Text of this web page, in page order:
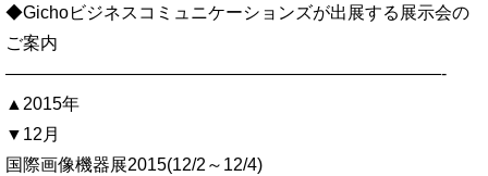
◆Gichoビジネスコミュニケーションズが出展する展示会の
ご案内
—————————————————————————-
▲2015年
▼12月
国際画像機器展2015(12/2～12/4)